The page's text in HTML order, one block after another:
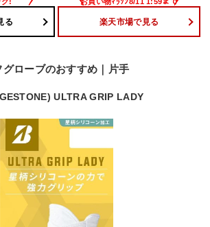
る 楽天市場で見る
グローブのおすすめ｜片手
ULTRA GRIP LADY